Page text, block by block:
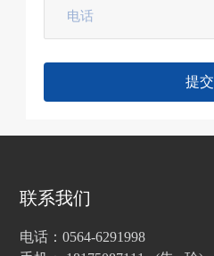
提交
联系我们
电话：0564-6291998